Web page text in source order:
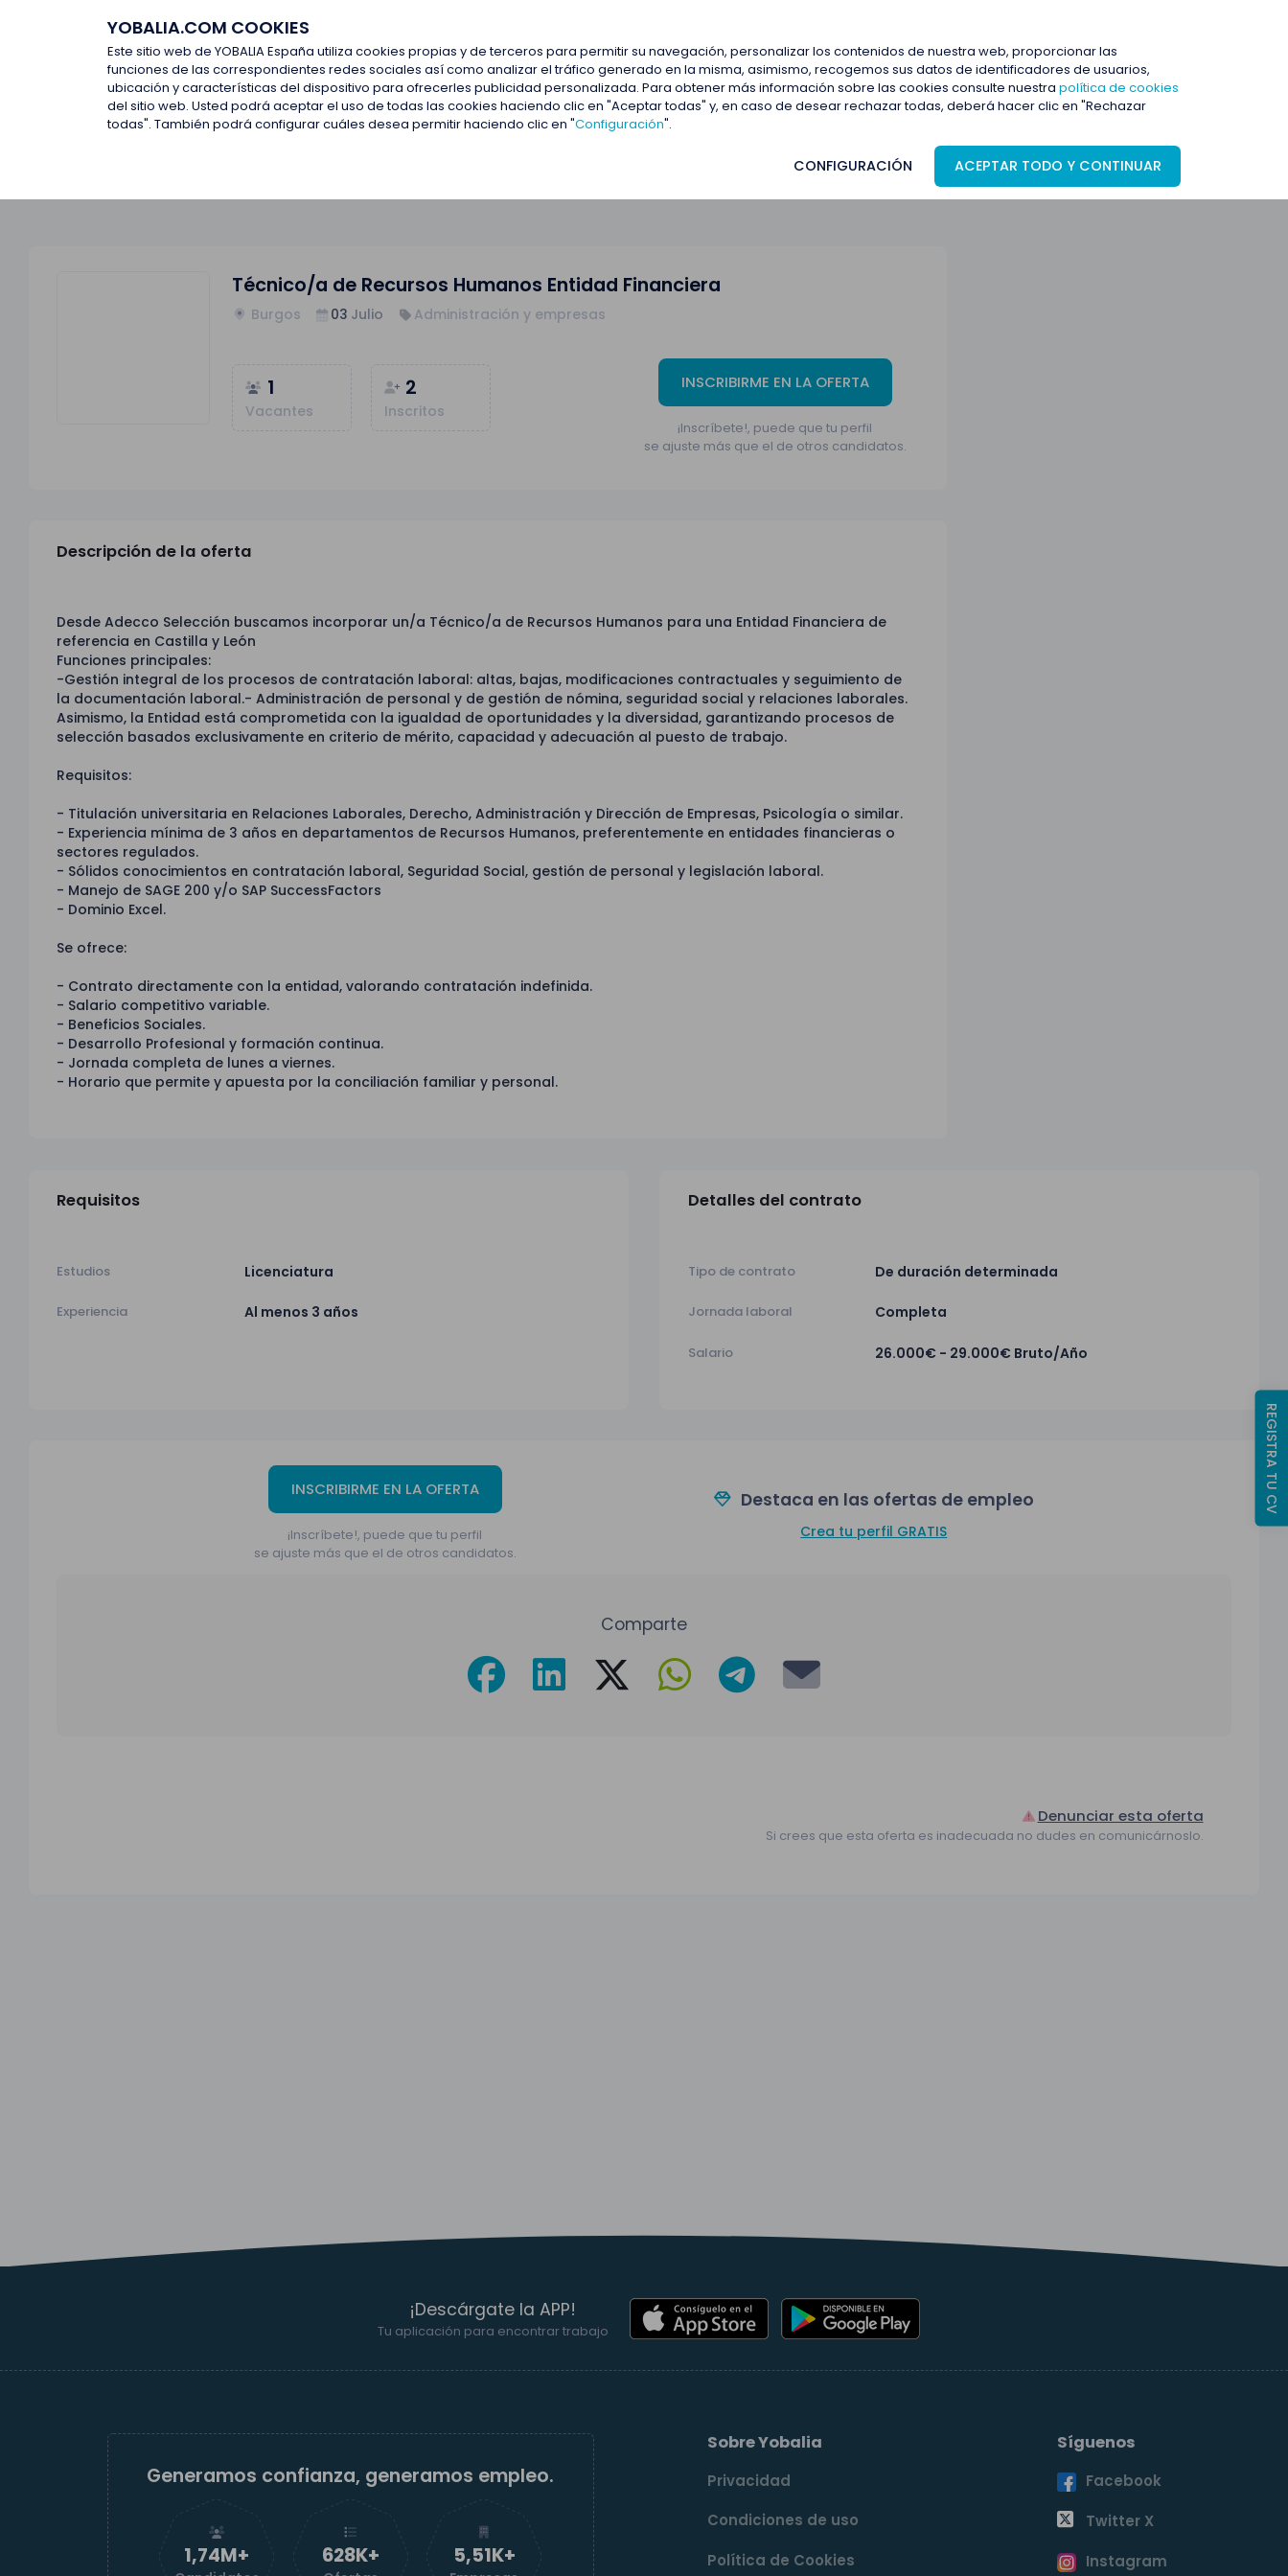
YOBALIA.COM COOKIES
Este sitio web de YOBALIA España utiliza cookies propias y de terceros para permitir su navegación, personalizar los contenidos de nuestra web, proporcionar las
funciones de las correspondientes redes sociales así como analizar el tráfico generado en la misma, asimismo, recogemos sus datos de identificadores de usuarios,
ubicación y características del dispositivo para ofrecerles publicidad personalizada. Para obtener más información sobre las cookies consulte nuestra política de cookies
del sitio web. Usted podrá aceptar el uso de todas las cookies haciendo clic en "Aceptar todas" y, en caso de desear rechazar todas, deberá hacer clic en "Rechazar
todas". También podrá configurar cuáles desea permitir haciendo clic en "Configuración".
CONFIGURACIÓN ACEPTAR TODO Y CONTINUAR
Últimas ofertas
Últimas ofertas Técnico/a de Recursos Humanos Entidad Financiera
Técnico/a de Recursos Humanos Entidad Financiera
Burgos 03 Julio Administración y empresas
1
Vacantes
2
Inscritos
INSCRIBIRME EN LA OFERTA
¡Inscríbete!, puede que tu perfil
se ajuste más que el de otros candidatos.
Descripción de la oferta
Desde Adecco Selección buscamos incorporar un/a Técnico/a de Recursos Humanos para una Entidad Financiera de
referencia en Castilla y León
Funciones principales:
-Gestión integral de los procesos de contratación laboral: altas, bajas, modificaciones contractuales y seguimiento de
la documentación laboral.- Administración de personal y de gestión de nómina, seguridad social y relaciones laborales.
Asimismo, la Entidad está comprometida con la igualdad de oportunidades y la diversidad, garantizando procesos de
selección basados exclusivamente en criterio de mérito, capacidad y adecuación al puesto de trabajo.
Requisitos:
- Titulación universitaria en Relaciones Laborales, Derecho, Administración y Dirección de Empresas, Psicología o similar.
- Experiencia mínima de 3 años en departamentos de Recursos Humanos, preferentemente en entidades financieras o
sectores regulados.
- Sólidos conocimientos en contratación laboral, Seguridad Social, gestión de personal y legislación laboral.
- Manejo de SAGE 200 y/o SAP SuccessFactors
- Dominio Excel.
Se ofrece:
- Contrato directamente con la entidad, valorando contratación indefinida.
- Salario competitivo variable.
- Beneficios Sociales.
- Desarrollo Profesional y formación continua.
- Jornada completa de lunes a viernes.
- Horario que permite y apuesta por la conciliación familiar y personal.
Requisitos
Estudios Licenciatura
Experiencia Al menos 3 años
Detalles del contrato
Tipo de contrato De duración determinada
Jornada laboral Completa
Salario 26.000€ - 29.000€ Bruto/Año
INSCRIBIRME EN LA OFERTA
¡Inscríbete!, puede que tu perfil
se ajuste más que el de otros candidatos.
Destaca en las ofertas de empleo
Crea tu perfil GRATIS
Comparte
Denunciar esta oferta
Si crees que esta oferta es inadecuada no dudes en comunicárnoslo.
¡Descárgate la APP!
Tu aplicación para encontrar trabajo
Generamos confianza, generamos empleo.
1,74M+ 629K+ 5,52K+
Sobre Yobalia
Privacidad
Condiciones de uso
Política de Cookies
Síguenos
Facebook
Twitter X
Instagram
REGISTRA TU CV